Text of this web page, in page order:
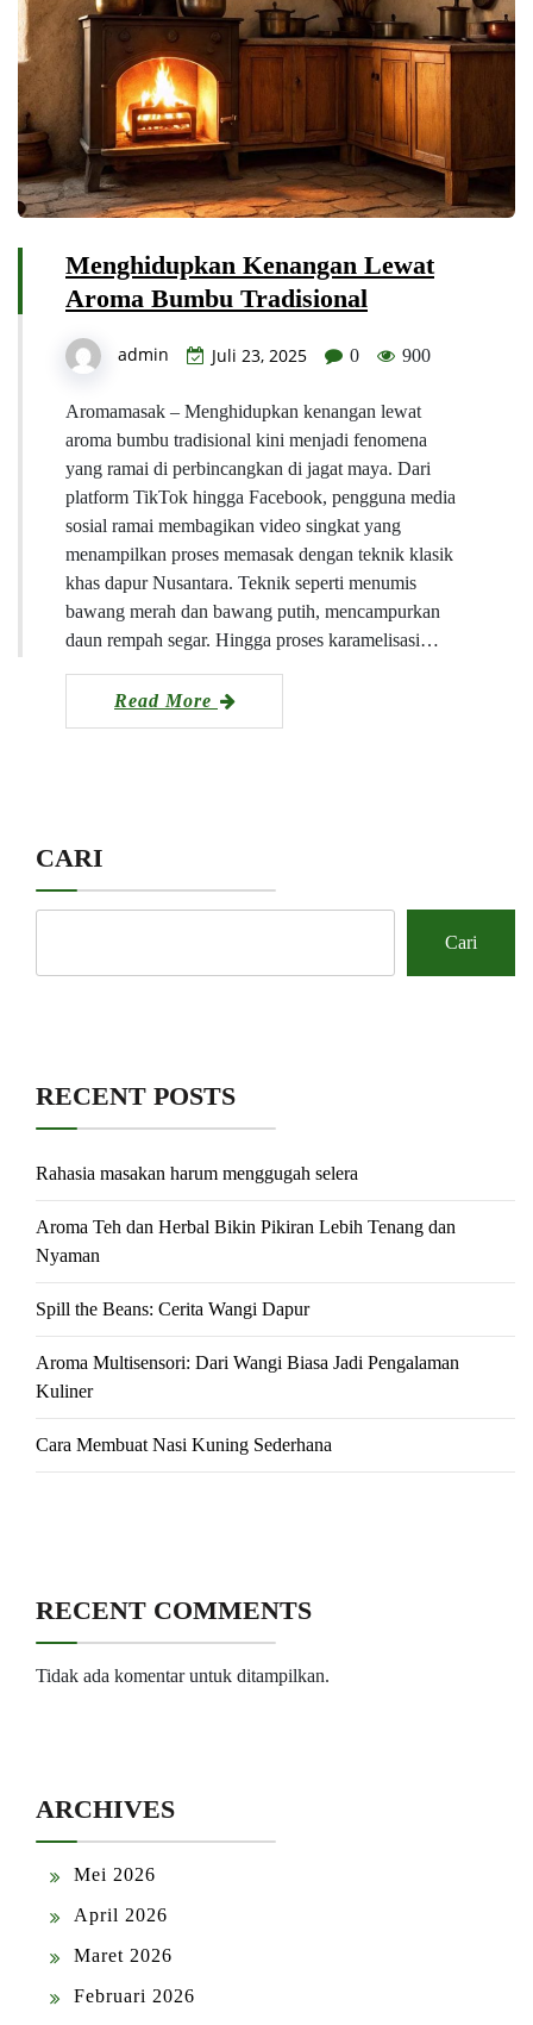
Menghidupkan Kenangan Lewat
Aroma Bumbu Tradisional
admin Juli 23, 2025 0 900
Aromamasak – Menghidupkan kenangan lewat
aroma bumbu tradisional kini menjadi fenomena
yang ramai di perbincangkan di jagat maya. Dari
platform TikTok hingga Facebook, pengguna media
sosial ramai membagikan video singkat yang
menampilkan proses memasak dengan teknik klasik
khas dapur Nusantara. Teknik seperti menumis
bawang merah dan bawang putih, mencampurkan
daun rempah segar. Hingga proses karamelisasi…
Read More
CARI
Cari
RECENT POSTS
Rahasia masakan harum menggugah selera
Aroma Teh dan Herbal Bikin Pikiran Lebih Tenang dan
Nyaman
Spill the Beans: Cerita Wangi Dapur
Aroma Multisensori: Dari Wangi Biasa Jadi Pengalaman
Kuliner
Cara Membuat Nasi Kuning Sederhana
RECENT COMMENTS
Tidak ada komentar untuk ditampilkan.
ARCHIVES
Mei 2026
April 2026
Maret 2026
Februari 2026